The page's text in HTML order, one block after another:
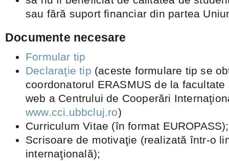
sau fără suport financiar din partea
Documente necesare
Formular tip
Declaraţie tip (aceste formulare tip se
coordonatorul ERASMUS de la
web a Centrului de Cooperări
www.cci.ubbcluj.ro)
Curriculum Vitae (în format EUROPASS);
Scrisoare de motivaţie (realizată într-o
internaţională);